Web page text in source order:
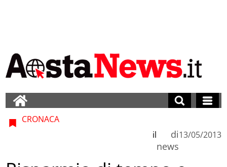
CRONACA
di
news
il 13/05/2013